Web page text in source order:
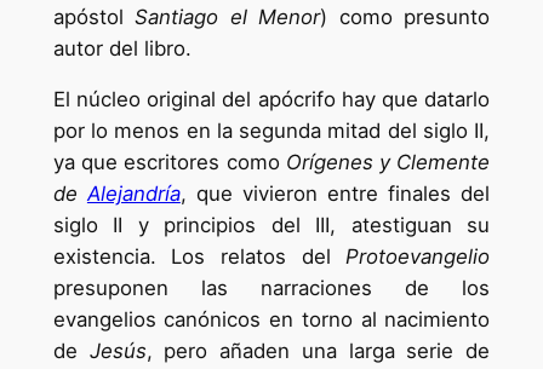
apóstolSantiago el Menor) como presunto
autor del libro.
El núcleo original del apócrifo hay que datarlo
por lo menos en la segunda mitad del siglo II,
ya que escritores como Orígenes y Clemente
deAlejandría, que vivieron entre finales del
siglo II y principios del III, atestiguan su
existencia. Los relatos delProtoevangelio
presuponen las narraciones de los
evangelios canónicos en torno al nacimiento
de Jesús, pero añaden una larga serie de